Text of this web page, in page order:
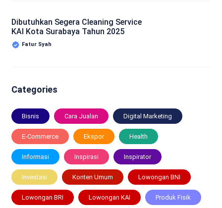
Dibutuhkan Segera Cleaning Service
KAI Kota Surabaya Tahun 2025
Fatur Syah
Categories
Bisnis Cara Jualan Digital Marketing
E-Commerce Ekspor Health
Informasi Inspirasi Inspirator
Investasi Konten Umum Lowongan BNI
Lowongan BRI Lowongan KAI Produk Fisik